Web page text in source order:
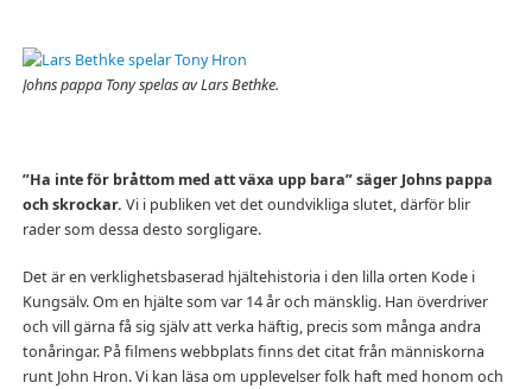
Johns pappa Tony spelas av Lars Bethke.
”Ha inte för bråttom med att växa upp bara” säger Johns pappa
och skrockar. Vi i publiken vet det oundvikliga slutet, därför blir
rader som dessa desto sorgligare.
Det är en verklighetsbaserad hjältehistoria i den lilla orten Kode i
Kungsälv. Om en hjälte som var 14 år och mänsklig. Han överdriver
och vill gärna få sig själv att verka häftig, precis som många andra
tonåringar. På filmens webbplats finns det citat från människorna
runt John Hron. Vi kan läsa om upplevelser folk haft med honom och